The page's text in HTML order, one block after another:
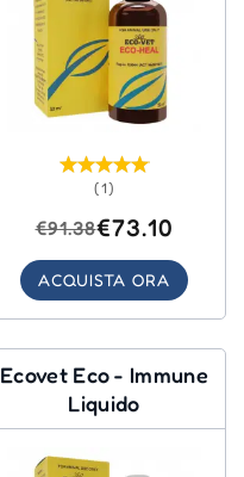
(1)
€91.38€73.10
ACQUISTA ORA
Ecovet Eco - Immune
Liquido